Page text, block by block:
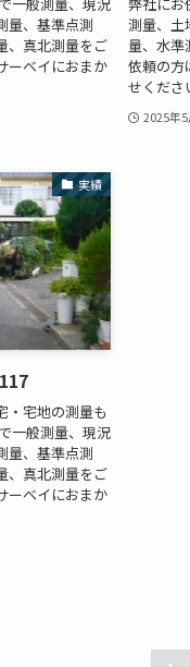
量、基準点測
、真北測量をご
ーベイにおまか
測量、土
量、水準
依頼の方
せくださ
2025年
実績
・宅地の測量も
一般測量、現況
量、基準点測
、真北測量をご
ーベイにおまか